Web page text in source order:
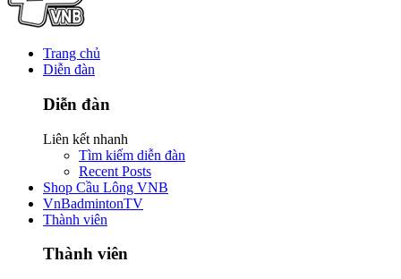
Trang chủ
Diễn đàn
Diễn đàn
Liên kết nhanh
Tìm kiếm diễn đàn
Recent Posts
Shop Cầu Lông VNB
VnBadmintonTV
Thành viên
Thành viên